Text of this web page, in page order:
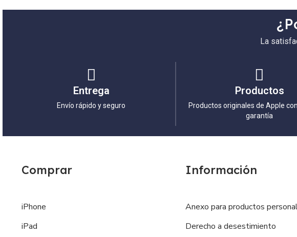
La
Entrega
Envío rápido y seguro
Productos
Productos originales de Apple
garantía
Comprar
iPhone
iPad
Información
Anexo para productos
Derecho a desestimiento